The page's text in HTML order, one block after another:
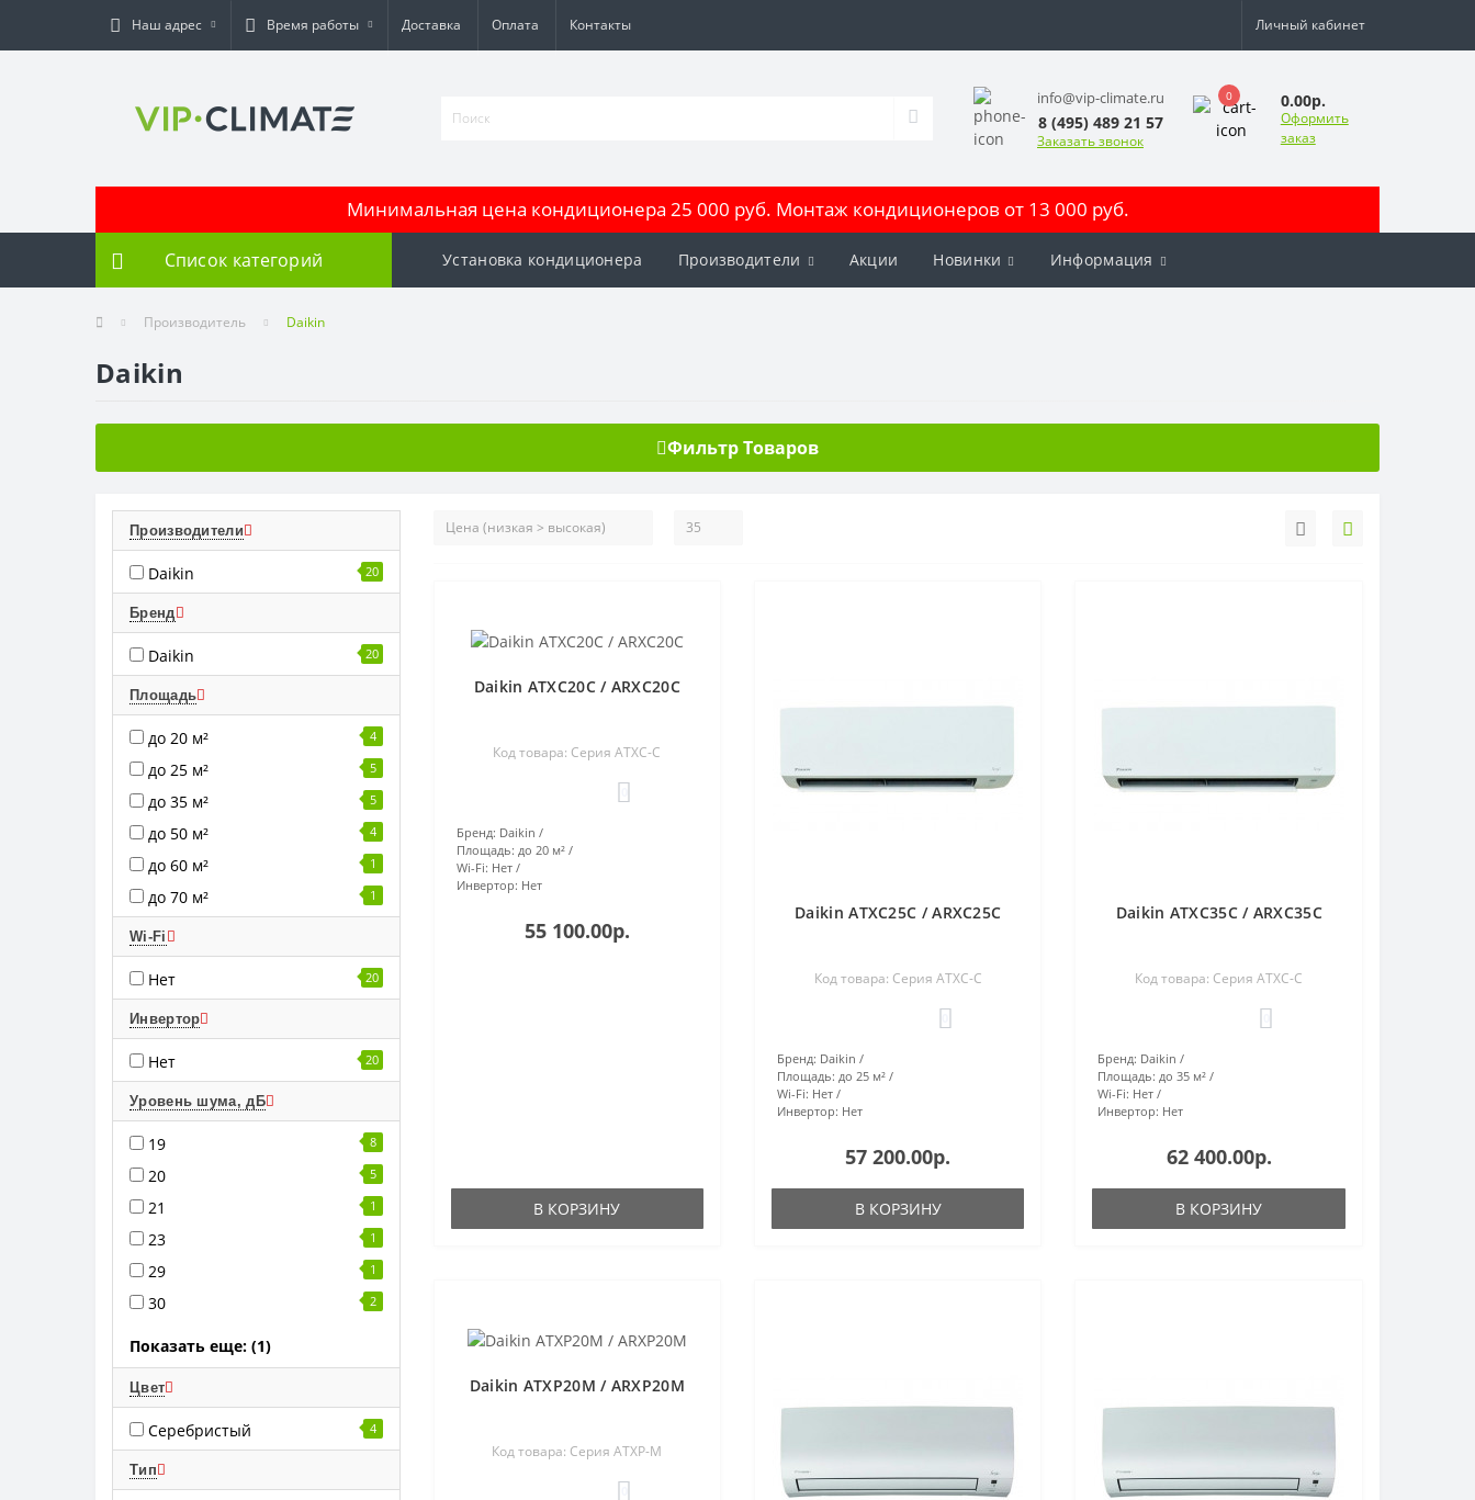
Наш адрес Время работы Доставка Оплата Контакты Личный кабинет
info@vip-climate.ru
8 (495) 489 21 57
Заказать звонок
0 0.00р.
Оформить
заказ
Минимальная цена кондиционера 25 000 руб. Монтаж кондиционеров от 13 000 руб.
Список категорий Установка кондиционера Производители Акции Новинки Информация
Производитель Daikin
Daikin
Фильтр Товаров
Производители
Daikin 20
Бренд
Daikin 20
Площадь
до 20 м² 4
до 25 м² 5
до 35 м² 5
до 50 м² 4
до 60 м² 1
до 70 м² 1
Wi-Fi
Нет 20
Инвертор
Нет 20
Уровень шума, дБ
19 8
20 5
21 1
23 1
29 1
30 2
Показать еще: (1)
Цвет
Серебристый 4
Тип
Daikin ATXC20C / ARXC20C
Код товара: Серия ATXC-C
Бренд: Daikin
Площадь: до 20 м²
Wi-Fi: Нет
Инвертор: Нет
55 100.00р.
В КОРЗИНУ
Daikin ATXC25C / ARXC25C
Код товара: Серия ATXC-C
Бренд: Daikin
Площадь: до 25 м²
Wi-Fi: Нет
Инвертор: Нет
57 200.00р.
В КОРЗИНУ
Daikin ATXC35С / ARXC35С
Код товара: Серия ATXC-C
Бренд: Daikin
Площадь: до 35 м²
Wi-Fi: Нет
Инвертор: Нет
62 400.00р.
В КОРЗИНУ
Daikin ATXP20M / ARXP20M
Код товара: Серия ATXP-M